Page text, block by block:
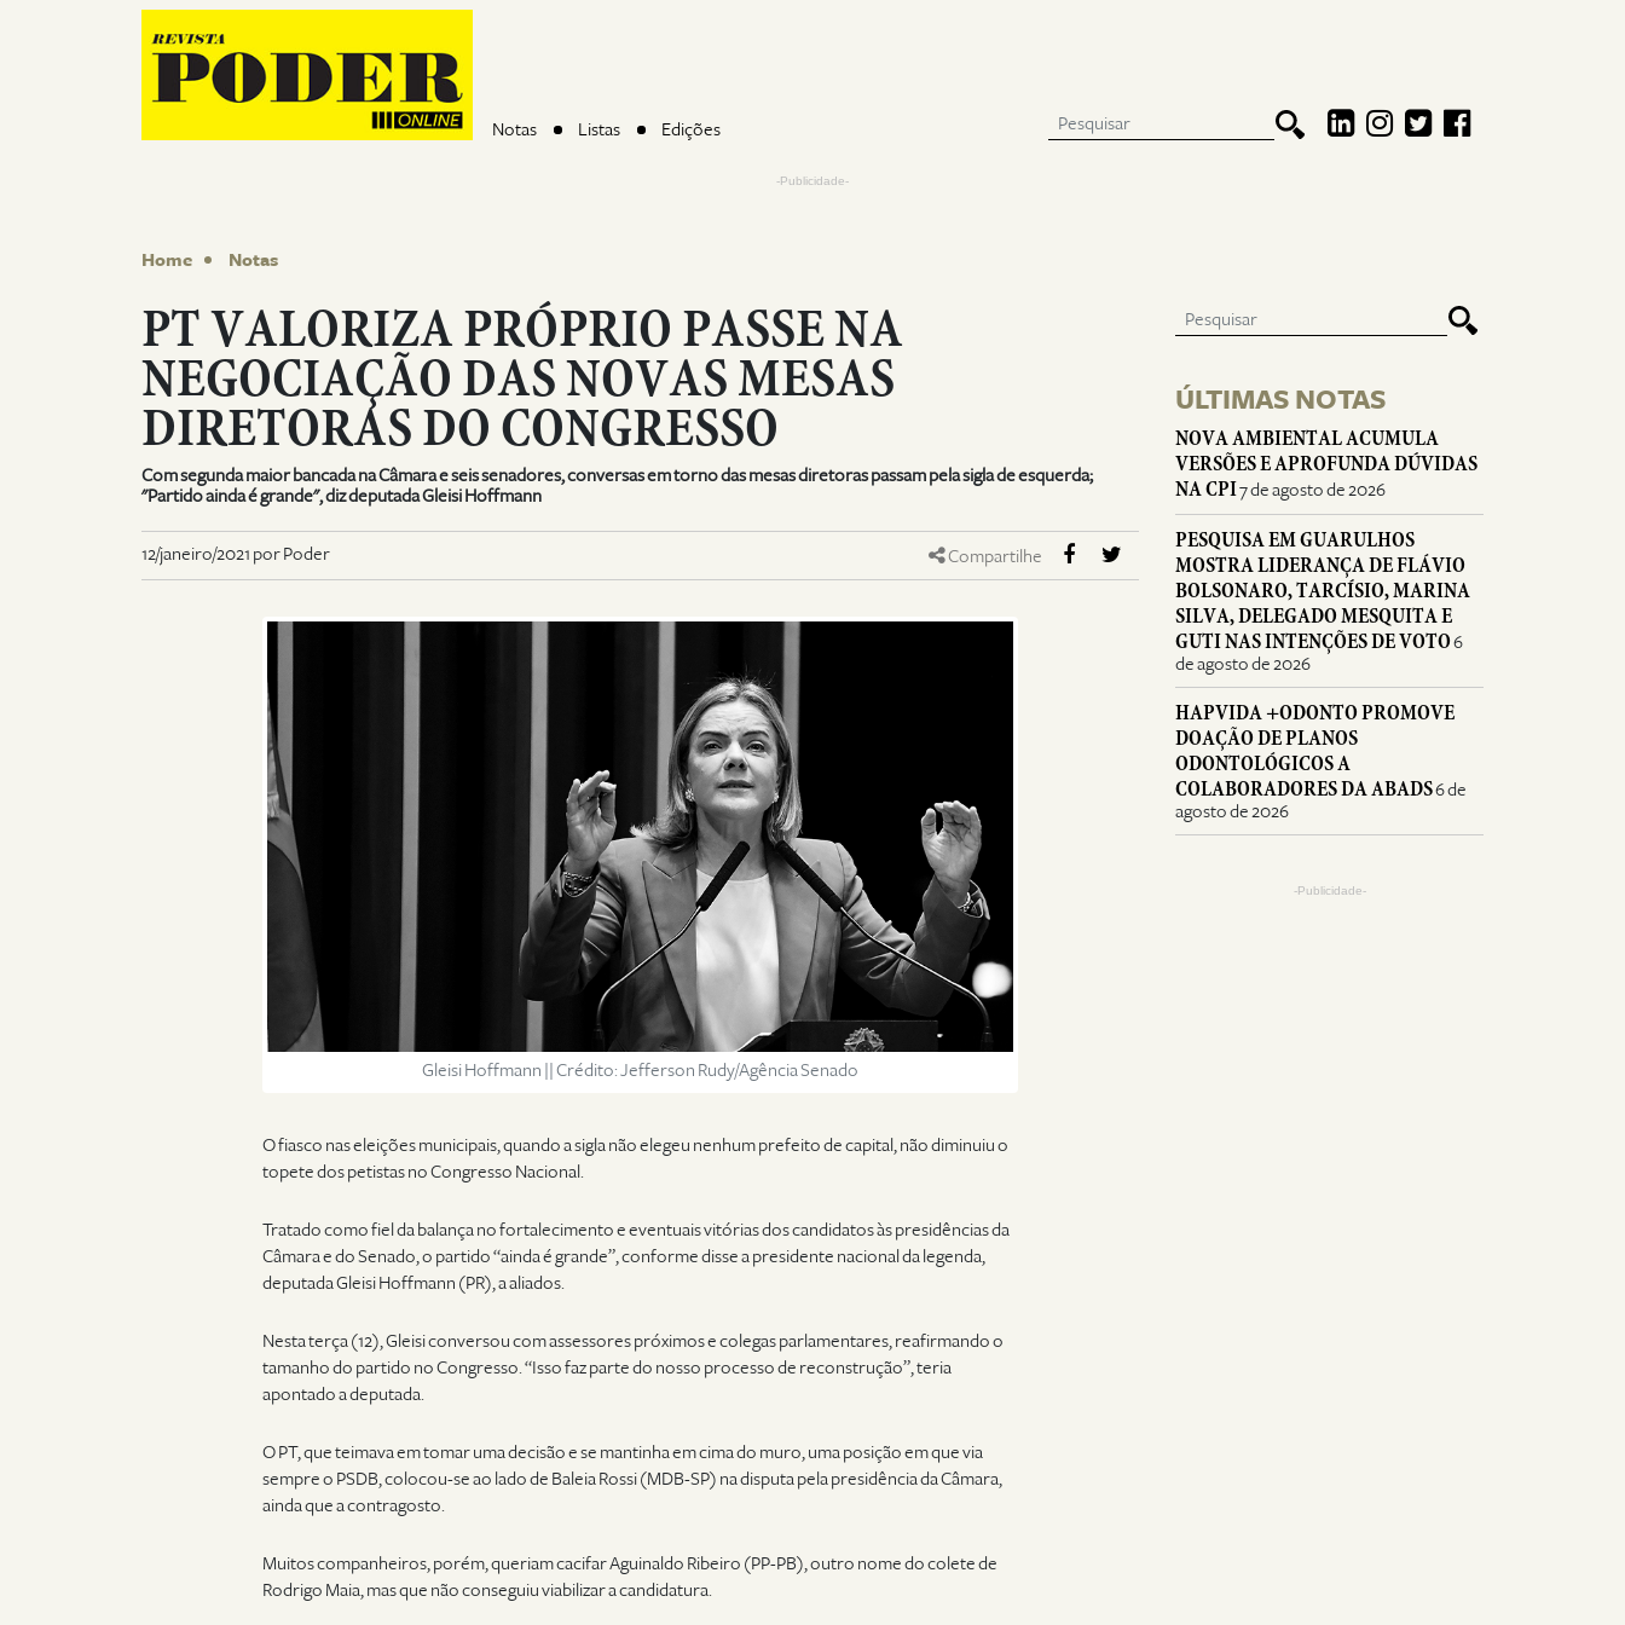
Notas Listas Edições
-Publicidade-
Home Notas
PT VALORIZA PRÓPRIO PASSE NA
NEGOCIAÇÃO DAS NOVAS MESAS
DIRETORAS DO CONGRESSO
Com segunda maior bancada na Câmara e seis senadores, conversas em torno das mesas diretoras passam pela sigla de esquerda;
"Partido ainda é grande", diz deputada Gleisi Hoffmann
12/janeiro/2021 por Poder Compartilhe
Gleisi Hoffmann || Crédito: Jefferson Rudy/Agência Senado
O fiasco nas eleições municipais, quando a sigla não elegeu nenhum prefeito de capital, não diminuiu o
topete dos petistas no Congresso Nacional.
Tratado como fiel da balança no fortalecimento e eventuais vitórias dos candidatos às presidências da
Câmara e do Senado, o partido “ainda é grande”, conforme disse a presidente nacional da legenda,
deputada Gleisi Hoffmann (PR), a aliados.
Nesta terça (12), Gleisi conversou com assessores próximos e colegas parlamentares, reafirmando o
tamanho do partido no Congresso. “Isso faz parte do nosso processo de reconstrução”, teria
apontado a deputada.
O PT, que teimava em tomar uma decisão e se mantinha em cima do muro, uma posição em que via
sempre o PSDB, colocou-se ao lado de Baleia Rossi (MDB-SP) na disputa pela presidência da Câmara,
ainda que a contragosto.
Muitos companheiros, porém, queriam cacifar Aguinaldo Ribeiro (PP-PB), outro nome do colete de
Rodrigo Maia, mas que não conseguiu viabilizar a candidatura.
ÚLTIMAS NOTAS
NOVA AMBIENTAL ACUMULA
VERSÕES E APROFUNDA DÚVIDAS
NA CPI7 de agosto de 2026
PESQUISA EM GUARULHOS
MOSTRA LIDERANÇA DE FLÁVIO
BOLSONARO, TARCÍSIO, MARINA
SILVA, DELEGADO MESQUITA E
GUTI NAS INTENÇÕES DE VOTO6
de agosto de 2026
HAPVIDA +ODONTO PROMOVE
DOAÇÃO DE PLANOS
ODONTOLÓGICOS A
COLABORADORES DA ABADS6 de
agosto de 2026
-Publicidade-